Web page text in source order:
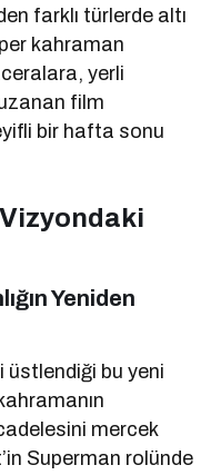
farklı türlerde altı
kahraman
yerli
film
bir hafta sonu
Yeniden
üstlendiği bu yeni
mercek
Superman rolünde